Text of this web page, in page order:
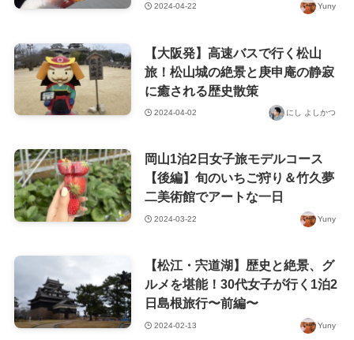
2024-04-22 Yuny
【大阪発】高速バスで行く松山
旅！松山城の絶景と庚申庵の静寂
に癒される歴史散策
2024-04-02 にし よしかつ
岡山1泊2日女子旅モデルコース
【後編】旬のいちご狩り＆竹久夢
二美術館でアートな一日
2024-03-22 Yuny
【松江・宍道湖】歴史と絶景、グ
ルメを堪能！30代女子が行く1泊2
日島根旅行〜前編〜
2024-02-13 Yuny